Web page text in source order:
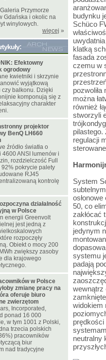
budynku
Schüco
klatką
fasada
czemu w
można
również
stworzyli
pilastego.
regulacji
System
50, co
zakłócać
jedynym
systemu
padają
wewnątrz
widokiem
prędkości
neutralny
Przymorze
Gdańska i okolic na
winylowych.
więcej »
Efektowny
ogrodowy
kwietniki i skrzynie
wyjątkową
balkonu. Dzięki
komponują się z
charakter
projektor
BenQ LH660
źródło światła o
4600 ANSI lumenów i
rozdzielczość Full
92% pokrycie palety
RJ45
kontrolę
działalność
w Polsce
energii Greenvolt
jest jedną z
rozpoczęły
Obiekt o mocy 200
zwiększy zasoby
dla krajowego
w Polsce
zmianę pracy na
oferuje biuro
zwierzętom
Incorporated,
ponad 16 000
w tym 1001 z Polski,
trzecia polskich
pracowników
biur
nad tradycyjne